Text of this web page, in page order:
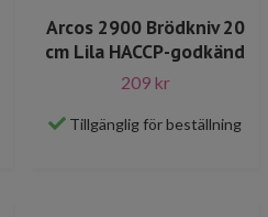
Arcos 2900 Brödkniv 20
cm Lila HACCP-godkänd
209 kr
Tillgänglig för beställning